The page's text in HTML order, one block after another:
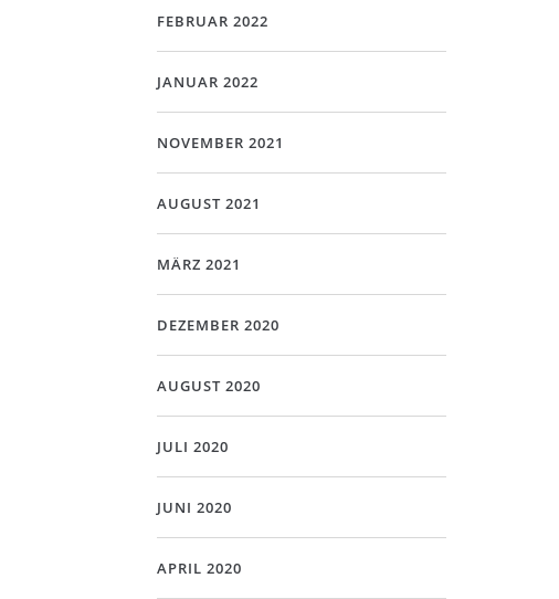
FEBRUAR 2022
JANUAR 2022
NOVEMBER 2021
AUGUST 2021
MÄRZ 2021
DEZEMBER 2020
AUGUST 2020
JULI 2020
JUNI 2020
APRIL 2020